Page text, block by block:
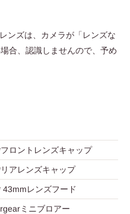
ンズは、カメラが「レンズな
合、認識しませんので、予め
ロントレンズキャップ
アレンズキャップ
43mmレンズフード
ミニブロアー